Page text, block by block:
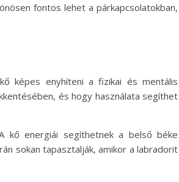
fontos lehet a párkapcsolatokban,
képes enyhíteni a fizikai és mentális
és hogy használata segíthet
kő energiái segíthetnek a belső béke
sokan tapasztalják, amikor a labradorit